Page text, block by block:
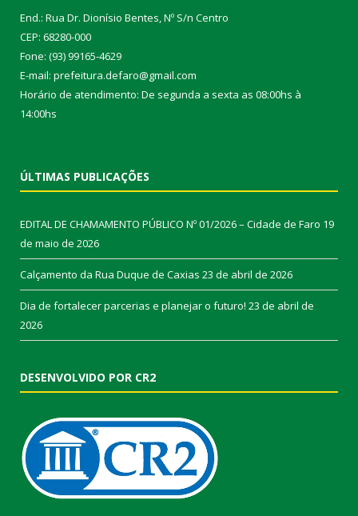
End.: Rua Dr. Dionísio Bentes, Nº S/n Centro
CEP: 68280-000
Fone: (93) 99165-4629
E-mail: prefeitura.defaro@gmail.com
Horário de atendimento: De segunda a sexta as 08:00hs à
14:00hs
ÚLTIMAS PUBLICAÇÕES
EDITAL DE CHAMAMENTO PÚBLICO Nº 01/2026 – Cidade de Faro 19
de maio de 2026
Calçamento da Rua Duque de Caxias 23 de abril de 2026
Dia de fortalecer parcerias e planejar o futuro! 23 de abril de
2026
DESENVOLVIDO POR CR2